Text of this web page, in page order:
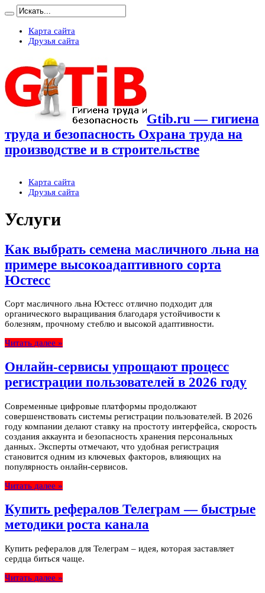
Карта сайта
Друзья сайта
Gtib.ru — гигиена
труда и безопасность Охрана труда на
производстве и в строительстве
Карта сайта
Друзья сайта
Услуги
Как выбрать семена масличного льна на
примере высокоадаптивного сорта
Юстесс
Сорт масличного льна Юстесс отлично подходит для
органического выращивания благодаря устойчивости к
болезням, прочному стеблю и высокой адаптивности.
Читать далее »
Онлайн-сервисы упрощают процесс
регистрации пользователей в 2026 году
Современные цифровые платформы продолжают
совершенствовать системы регистрации пользователей. В 2026
году компании делают ставку на простоту интерфейса, скорость
создания аккаунта и безопасность хранения персональных
данных. Эксперты отмечают, что удобная регистрация
становится одним из ключевых факторов, влияющих на
популярность онлайн-сервисов.
Читать далее »
Купить рефералов Телеграм — быстрые
методики роста канала
Купить рефералов для Телеграм – идея, которая заставляет
сердца биться чаще.
Читать далее »